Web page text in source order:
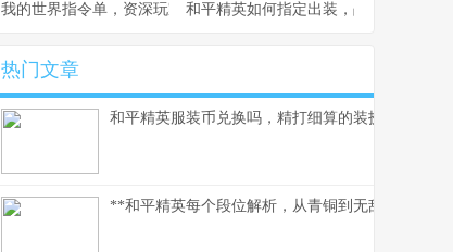
我的世界指令单，资深玩家的指令宝典和平精英如何指定出装，战术博弈与生
热门文章
和平精英服装币兑换吗，精打细算的装扮指南
**和平精英每个段位解析，从青铜到无敌战神的